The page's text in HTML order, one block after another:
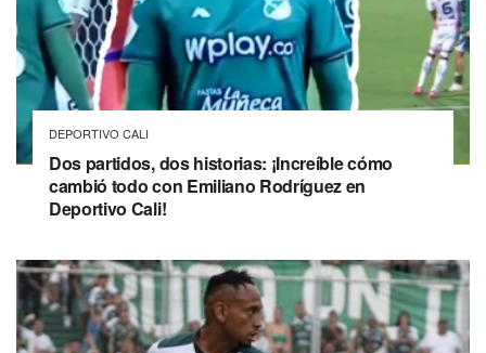
DEPORTIVO CALI
Dos partidos, dos historias: ¡Increíble cómo
cambió todo con Emiliano Rodríguez en
Deportivo Cali!